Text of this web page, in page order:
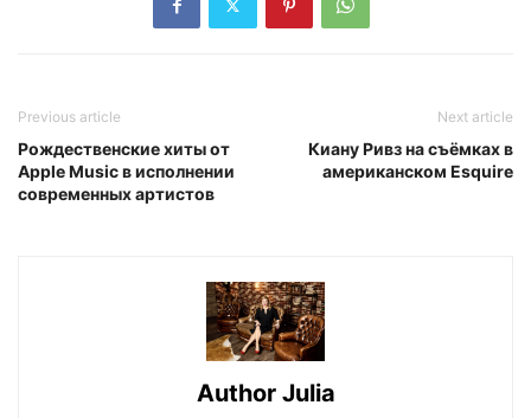
Previous article
Рождественские хиты от
Apple Music в исполнении
современных артистов
Next article
Киану Ривз на съёмках в
американском Esquire
Author Julia